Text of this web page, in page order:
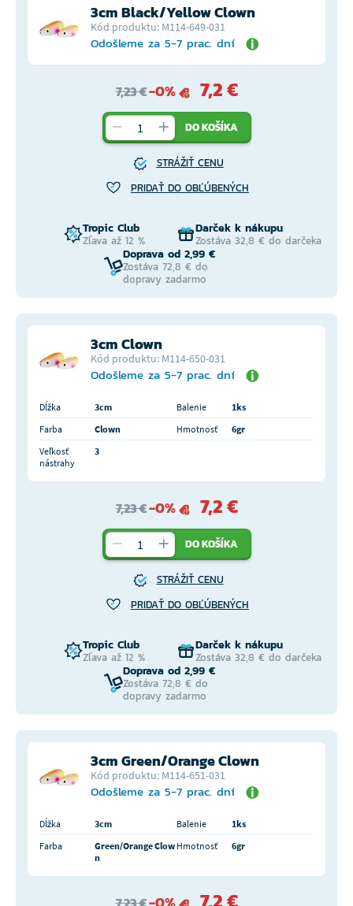
3cm Black/Yellow Clown
Kód produktu: M114-649-031
Odošleme za 5-7 prac. dní
7,23 €-0% 7,2 €
DO KOŠÍKA
STRÁŽIŤ CENU
PRIDAŤ DO OBĽÚBENÝCH
Tropic Club
Zľava až 12 %
Darček k nákupu
Zostáva 32,8 € do darčeka
Doprava od 2,99 €
Zostáva 72,8 € do
dopravy zadarmo
3cm Clown
Kód produktu: M114-650-031
Odošleme za 5-7 prac. dní
Dĺžka 3cm Balenie
1ks
Farba
Clown Hmotnosť
6gr
Veľkosť
nástrahy
3
7,23 €-0% 7,2 €
DO KOŠÍKA
STRÁŽIŤ CENU
PRIDAŤ DO OBĽÚBENÝCH
Tropic Club
Zľava až 12 %
Darček k nákupu
Zostáva 32,8 € do darčeka
Doprava od 2,99 €
Zostáva 72,8 € do
dopravy zadarmo
3cm Green/Orange Clown
Kód produktu: M114-651-031
Odošleme za 5-7 prac. dní
Dĺžka 3cm Balenie
1ks
Farba
Green/Orange Clow
n
Hmotnosť 6gr